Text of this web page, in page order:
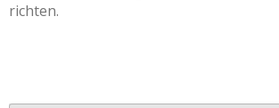
richten.